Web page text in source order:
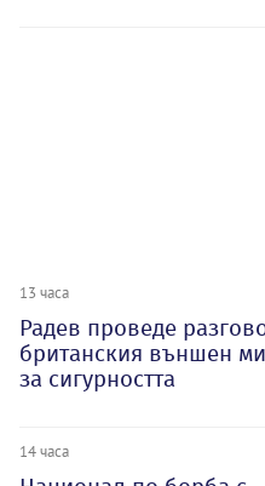
13 часа
Радев проведе
британския външен
за сигурността
14 часа